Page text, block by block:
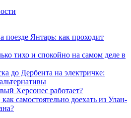
поезде Янтарь: как проходит
тихо и спокойно на самом деле в
до Дербента на электричке:
Херсонес работает?
самостоятельно доехать из Улан-